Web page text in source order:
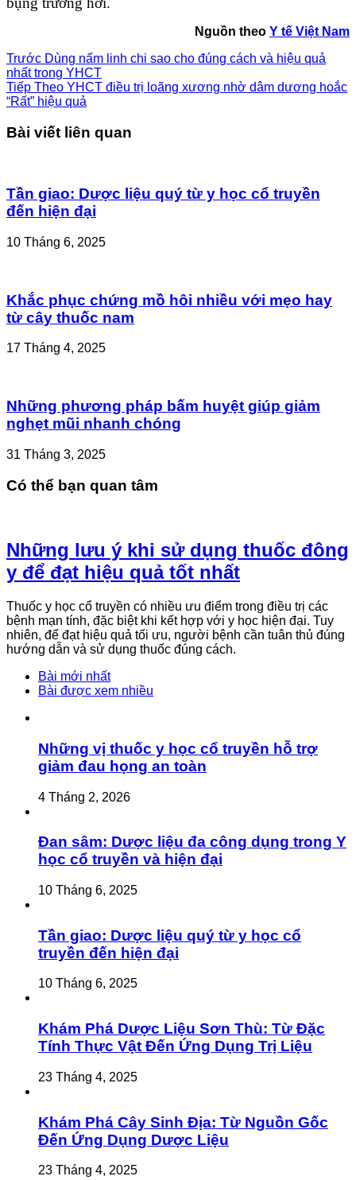
Nguồn theo Y tế Việt Nam
Trước Dùng nấm linh chi sao cho đúng cách và hiệu quả
nhất trong YHCT
Tiếp Theo YHCT điều trị loãng xương nhờ dâm dương hoắc
“Rất” hiệu quả
Bài viết liên quan
Tần giao: Dược liệu quý từ y học cổ truyền
đến hiện đại
10 Tháng 6, 2025
Khắc phục chứng mồ hôi nhiều với mẹo hay
từ cây thuốc nam
17 Tháng 4, 2025
Những phương pháp bấm huyệt giúp giảm
nghẹt mũi nhanh chóng
31 Tháng 3, 2025
Có thể bạn quan tâm
Những lưu ý khi sử dụng thuốc đông
y để đạt hiệu quả tốt nhất
Thuốc y học cổ truyền có nhiều ưu điểm trong điều trị các
bệnh mạn tính, đặc biệt khi kết hợp với y học hiện đại. Tuy
nhiên, để đạt hiệu quả tối ưu, người bệnh cần tuân thủ đúng
hướng dẫn và sử dụng thuốc đúng cách.
Bài mới nhất
Bài được xem nhiều
Những vị thuốc y học cổ truyền hỗ trợ
giảm đau họng an toàn
4 Tháng 2, 2026
Đan sâm: Dược liệu đa công dụng trong Y
học cổ truyền và hiện đại
10 Tháng 6, 2025
Tần giao: Dược liệu quý từ y học cổ
truyền đến hiện đại
10 Tháng 6, 2025
Khám Phá Dược Liệu Sơn Thù: Từ Đặc
Tính Thực Vật Đến Ứng Dụng Trị Liệu
23 Tháng 4, 2025
Khám Phá Cây Sinh Địa: Từ Nguồn Gốc
Đến Ứng Dụng Dược Liệu
23 Tháng 4, 2025